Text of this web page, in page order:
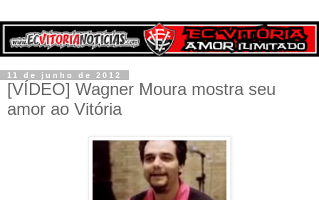
11 de junho de 2012
[VÍDEO] Wagner Moura mostra seu
amor ao Vitória